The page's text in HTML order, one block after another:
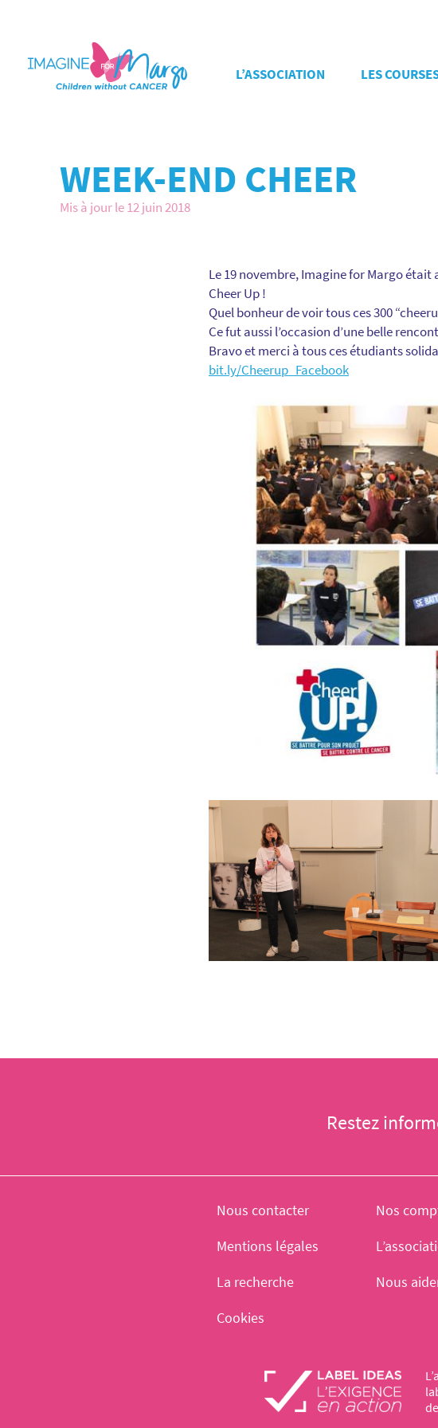
L’ASSOCIATION LES
WEEK-END CHEER
Mis à jour le 12 juin 2018
Le 19 novembre, Imagine for Margo
Cheer Up !
Quel bonheur de voir tous ces 300
Ce fut aussi l’occasion d’une belle
Bravo et merci à tous ces étudiants
bit.ly/Cheerup_Facebook
Restez
Nous contacter Nos
Mentions légales
La recherche
Nous
Cookies